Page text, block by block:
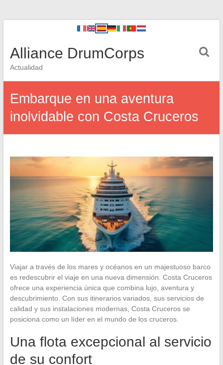
Alliance DrumCorps
Actualidad
Embarque en una aventura
inolvidable con Costa Cruceros
Viajar a través de los mares y océanos en un majestuoso barco
es redescubrir el viaje en una nueva dimensión. Costa Cruceros
ofrece una experiencia única que combina lujo, aventura y
descubrimiento. Con sus itinerarios variados, sus servicios de
calidad y sus instalaciones modernas, Costa Cruceros se
posiciona como un líder en el mundo de los cruceros.
Una flota excepcional al servicio
de su confort